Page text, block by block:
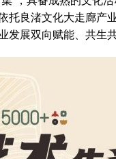
托良渚文化大走廊产
发展双向赋能、共生共